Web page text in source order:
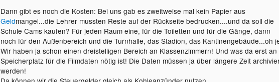
Dann gibt es noch die Kosten: Bei uns gab es zweitweise mal kein Papier aus
Geldmangel...die Lehrer mussten Reste auf der Rückseite bedrucken....und da soll die
Schule Cams kaufen? Für jeden Raum eine, für die Toiletten und für die Gänge, dann
noch für den Außenbereich und die Turnhalle, das Stadion, das Kantinengebäude...oh
Wir haben ja schon einen dreistelligen Bereich an Klassenzimmern! Und was da erst an
Speicherplatz für die Filmdaten nötig ist! Die Daten müssen ja über längere Zeit
werden!